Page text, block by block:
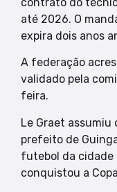
até 2026. O
expira dois anos
A federação
validado pela
feira.
Le Graet assumiu
prefeito de
futebol da cidade
conquistou a